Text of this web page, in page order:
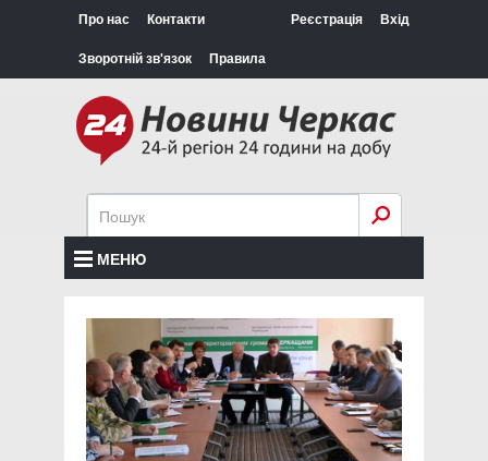
Про нас Контакти
Зворотній зв'язок Правила
Реєстрація Вхід
МЕНЮ